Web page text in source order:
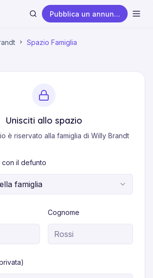
Pubblica un annuncio Apri
Cerca
Spazio Famiglia
Unisciti allo spazio
è riservato alla famiglia di Willy Brandt
il defunto
famiglia
Cognome